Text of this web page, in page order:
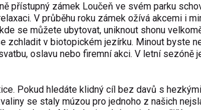
přístupný zámek Loučeň ve svém parku
V průběhu roku zámek ožívá akcemi i
se můžete ubytovat, uniknout shonu
zchladit v biotopickém jezírku. Minout byste
oslavu nebo firemní akci. V letní sezóně
Pokud hledáte klidný cíl bez davů s
se staly múzou pro jednoho z našich